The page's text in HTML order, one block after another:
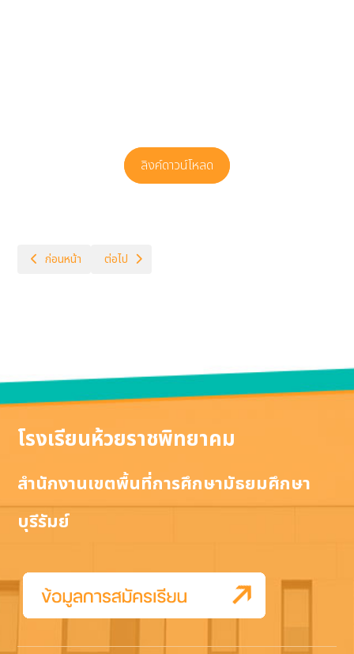
ลิงค์ดาวน์โหลด
เนื้อหาก่อนหน้า: โครงสร้างหลักสูตรวิทยาศาสตร์
ก่อนหน้า เนื้อหาถัดไป: โครงสร้างหลักสูตรภาษาไทย
ต่อไป
โรงเรียนห้วยราชพิทยาคม
สำนักงานเขตพื้นที่การศึกษามัธยมศึกษา
บุรีรัมย์